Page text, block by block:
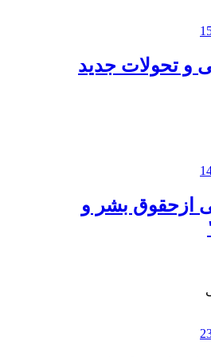
و تحولات‌ جدید
ازحقوق بشر و